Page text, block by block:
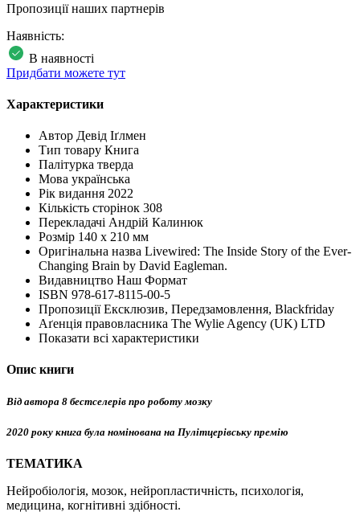
Пропозиції наших партнерів
Наявність:
В наявності
Придбати можете тут
Характеристики
Автор Девід Іґлмен
Тип товару Книга
Палітурка тверда
Мова українська
Рік видання 2022
Кількість сторінок 308
Перекладачі Андрій Калинюк
Розмір 140 х 210 мм
Оригінальна назва Livewired: The Inside Story of the Ever-
Changing Brain by David Eagleman.
Видавництво Наш Формат
ISBN 978-617-8115-00-5
Пропозиції Ексклюзив, Передзамовлення, Blackfriday
Аґенція правовласника The Wylie Agency (UK) LTD
Показати всі характеристики
Опис книги
Від автора 8 бестселерів про роботу мозку
2020 року книга була номінована на Пулітцерівську премію
ТЕМАТИКА
Нейробіологія, мозок, нейропластичність, психологія,
медицина, когнітивні здібності.